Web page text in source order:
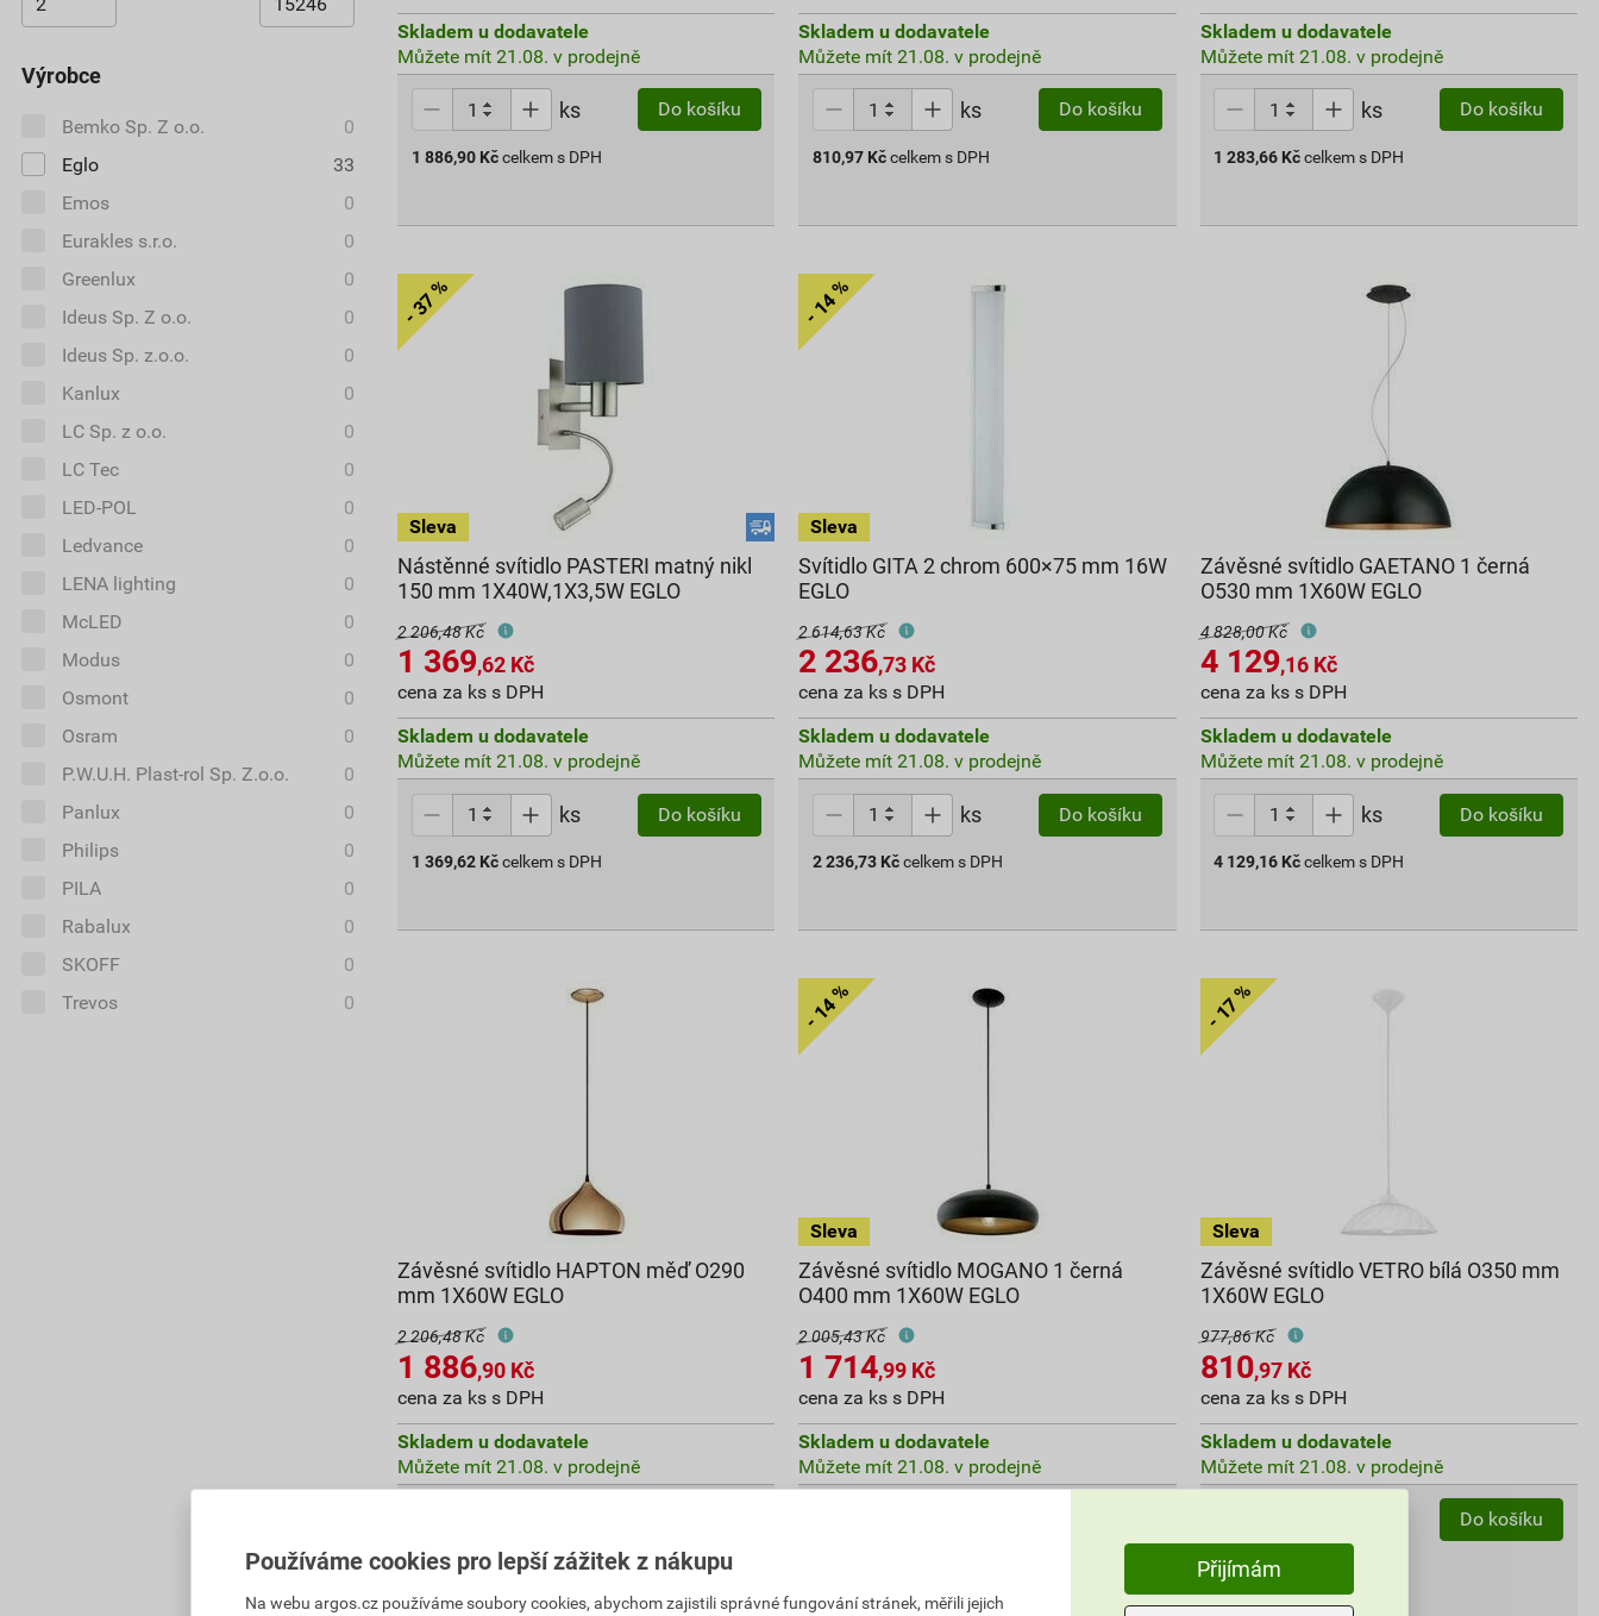
Výrobce
Bemko Sp. Z o.o.
0
Eglo
33
Emos
0
Eurakles s.r.o.
0
Greenlux
0
Ideus Sp. Z o.o.
0
Ideus Sp. z.o.o.
0
Kanlux
0
LC Sp. z o.o.
0
LC Tec
0
LED-POL
0
Ledvance
0
LENA lighting
0
McLED
0
Modus
0
Osmont
0
Osram
0
P.W.U.H. Plast-rol Sp. Z.o.o.
0
Panlux
0
Philips
0
PILA
0
Rabalux
0
SKOFF
0
Trevos
0
Skladem u dodavatele
Můžete mít 21.08. v prodejně
ks Do košíku
1 886,90 Kč celkem s DPH
Skladem u dodavatele
Můžete mít 21.08. v prodejně
ks Do košíku
810,97 Kčcelkem s DPH
Skladem u dodavatele
Můžete mít 21.08. v prodejně
ks Do košíku
1 283,66 Kč celkem s DPH
Nástěnné svítidlo PASTERI matný nikl
150 mm 1X40W,1X3,5W EGLO
2 206,48 Kč
1 369,62 Kč
cena za ks s DPH
Skladem u dodavatele
Můžete mít 21.08. v prodejně
ks Do košíku
1 369,62 Kč celkem s DPH
Svítidlo GITA 2 chrom 600×75 mm 16W
EGLO
2 614,63 Kč
2 236,73 Kč
cena za ks s DPH
Skladem u dodavatele
Můžete mít 21.08. v prodejně
ks Do košíku
2 236,73 Kčcelkem s DPH
Závěsné svítidlo GAETANO 1 černá
O530 mm 1X60W EGLO
4 828,00 Kč
4 129,16Kč
cena za ks s DPH
Skladem u dodavatele
Můžete mít 21.08. v prodejně
ks Do košíku
4 129,16 Kč celkem s DPH
Závěsné svítidlo HAPTON měď O290
mm 1X60W EGLO
2 206,48 Kč
1 886,90 Kč
cena za ks s DPH
Skladem u dodavatele
Můžete mít 21.08. v prodejně
1 886,90Kč celkem s DPH
Závěsné svítidlo MOGANO 1 černá
O400 mm 1X60W EGLO
2 005,43 Kč
1 714,99 Kč
cena za ks s DPH
Skladem u dodavatele
Můžete mít 21.08. v prodejně
Závěsné svítidlo VETRO bílá O350 mm
1X60W EGLO
977,86 Kč
810,97Kč
cena za ks s DPH
Skladem u dodavatele
Můžete mít 21.08. v prodejně
Do košíku
810,97Kč
Používáme cookies pro lepší zážitek z nákupu
Na webu argos.cz používáme soubory cookies, abychom zajistili správné fungování stránek, měřili jejich
Přijímám